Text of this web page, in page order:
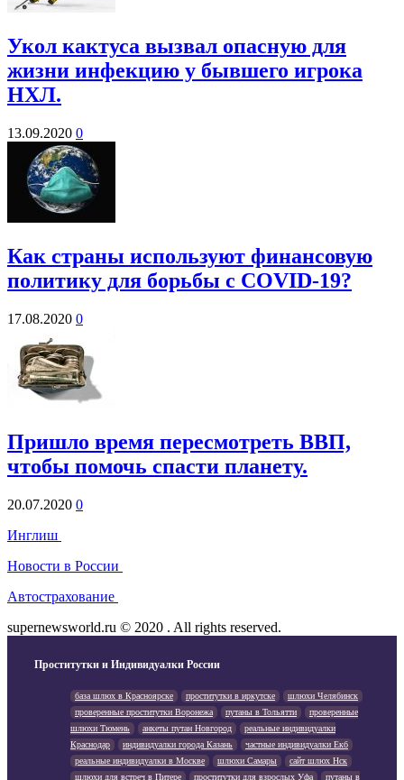
Укол кактуса вызвал опасную для
жизни инфекцию у бывшего игрока
НХЛ.
13.09.2020 0
Как страны используют финансовую
политику для борьбы с COVID-19?
17.08.2020 0
Пришло время пересмотреть ВВП,
чтобы помочь спасти планету.
20.07.2020 0
Инглиш
Новости в России
Автострахование
supernewsworld.ru © 2020 . All rights reserved.
Проститутки и Индивидуалки России
база шлюх в Красноярске проститутки в иркутске
шлюхи Челябинск
проверенные проститутки Воронежа
путаны в Тольятти
проверенные
шлюхи Тюмень
анкеты путан Новгород
реальные индивидуалки
Краснодар
индивидуалки города Казань
частные индивидуалки Екб
реальные индивидуалки в Москве
шлюхи Самары
сайт шлюх Нск
шлюхи для встреч в Питере
проститутки для взрослых Уфа путаны в